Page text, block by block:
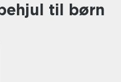
til børn